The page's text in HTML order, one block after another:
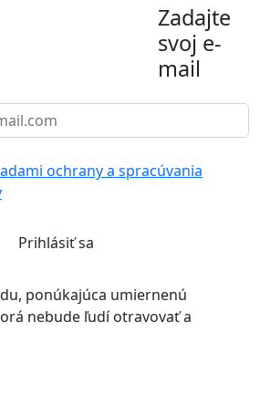
Zadajte
svoj e-
mail
ochrany a spracúvania
Prihlásiť sa
ponúkajúca umiernenú
nebude ľudí otravovať a